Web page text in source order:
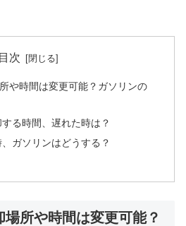
目次
や時間は変更可能？ガソリンの
る時間、遅れた時は？
ガソリンはどうする？
場所や時間は変更可能？